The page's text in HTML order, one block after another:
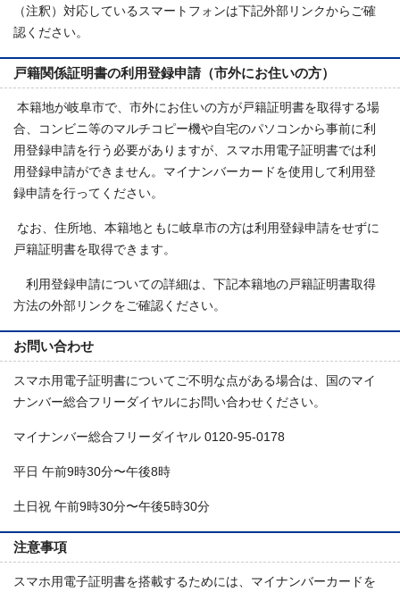
（注釈）対応しているスマートフォンは下記外部リンクからご確
認ください。
戸籍関係証明書の利用登録申請（市外にお住いの方）
本籍地が岐阜市で、市外にお住いの方が戸籍証明書を取得する場
合、コンビニ等のマルチコピー機や自宅のパソコンから事前に利
用登録申請を行う必要がありますが、スマホ用電子証明書では利
用登録申請ができません。マイナンバーカードを使用して利用登
録申請を行ってください。
なお、住所地、本籍地ともに岐阜市の方は利用登録申請をせずに
戸籍証明書を取得できます。
利用登録申請についての詳細は、下記本籍地の戸籍証明書取得
方法の外部リンクをご確認ください。
お問い合わせ
スマホ用電子証明書についてご不明な点がある場合は、国のマイ
ナンバー総合フリーダイヤルにお問い合わせください。
マイナンバー総合フリーダイヤル 0120-95-0178
平日 午前9時30分〜午後8時
土日祝 午前9時30分〜午後5時30分
注意事項
スマホ用電子証明書を搭載するためには、マイナンバーカードを